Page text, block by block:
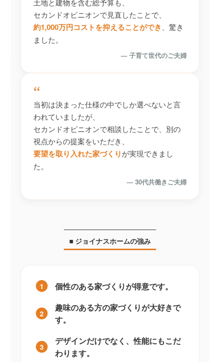
土地と建物を含む総予算も、
セカンドオピニオンで見直したことで、
約1,000万円コストを抑えることができ
、驚き
ました。
― 子育て世代のご夫婦
“
当初は決まった仕様の中でしか選べないと言
われていましたが、
セカンドオピニオンで相談したことで、別の
視点からの提案をいただき、
要望を取り入れた家づくりが実現できまし
た。
― 30代共働きご夫婦
■ ジョイナスホームの強み
1 個性のある家づくりが得意です。
2
趣味のある方の家づくりが大好きで
す。
3
デザインだけでなく、性能にもこだ
わります。